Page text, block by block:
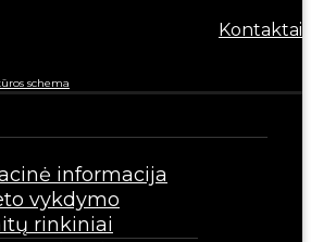
Kontaktai
schema
informacija
vykdymo
rinkiniai